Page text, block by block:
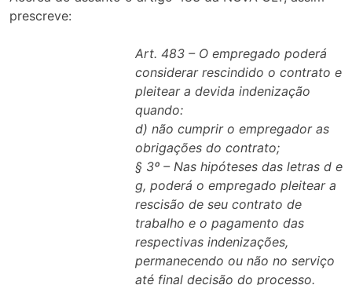
prescreve:
Art. 483 – O empregado poderá
considerar rescindido o contrato e
pleitear a devida indenização
quando:
d) não cumprir o empregador as
obrigações do contrato;
§ 3º – Nas hipóteses das letras d e
g, poderá o empregado pleitear a
rescisão de seu contrato de
trabalho e o pagamento das
respectivas indenizações,
permanecendo ou não no serviço
até final decisão do processo.